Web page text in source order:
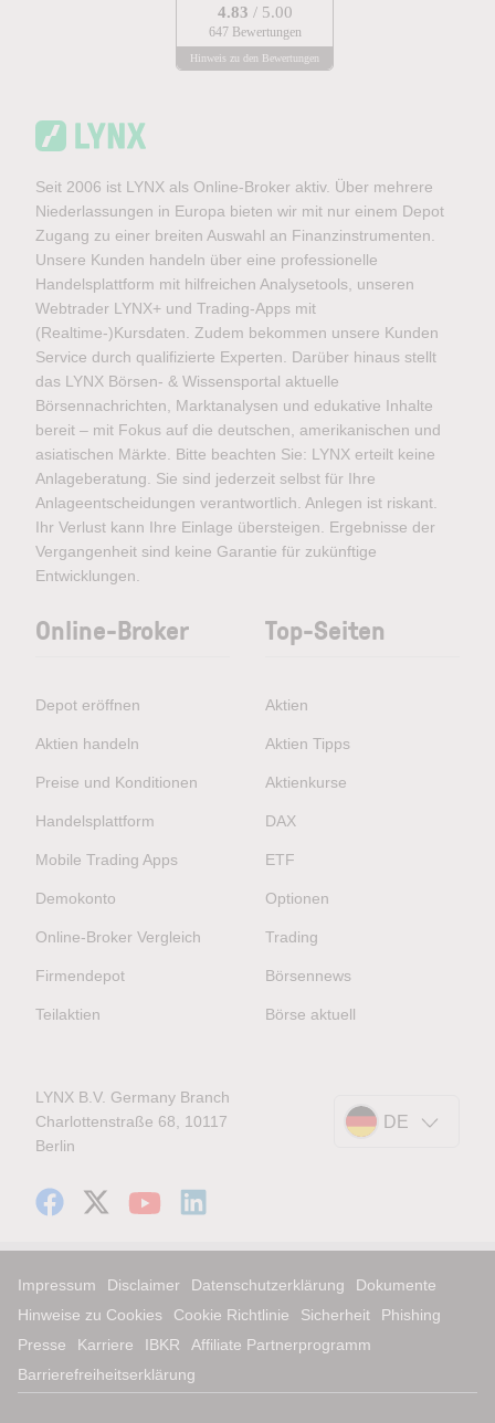
4.83 / 5.00
647 Bewertungen
Hinweis zu den Bewertungen
Seit 2006 ist LYNX als Online-Broker aktiv. Über mehrere
Niederlassungen in Europa bieten wir mit nur einem Depot
Zugang zu einer breiten Auswahl an Finanzinstrumenten.
Unsere Kunden handeln über eine professionelle
Handelsplattform mit hilfreichen Analysetools, unseren
Webtrader LYNX+ und Trading-Apps mit
(Realtime-)Kursdaten. Zudem bekommen unsere Kunden
Service durch qualifizierte Experten. Darüber hinaus stellt
das LYNX Börsen- & Wissensportal aktuelle
Börsennachrichten, Marktanalysen und edukative Inhalte
bereit – mit Fokus auf die deutschen, amerikanischen und
asiatischen Märkte. Bitte beachten Sie: LYNX erteilt keine
Anlageberatung. Sie sind jederzeit selbst für Ihre
Anlageentscheidungen verantwortlich. Anlegen ist riskant.
Ihr Verlust kann Ihre Einlage übersteigen. Ergebnisse der
Vergangenheit sind keine Garantie für zukünftige
Entwicklungen.
Online-Broker
Depot eröffnen
Aktien handeln
Preise und Konditionen
Handelsplattform
Mobile Trading Apps
Demokonto
Online-Broker Vergleich
Firmendepot
Teilaktien
Top-Seiten
Aktien
Aktien Tipps
Aktienkurse
DAX
ETF
Optionen
Trading
Börsennews
Börse aktuell
LYNX B.V. Germany Branch
Charlottenstraße 68, 10117
Berlin
DE
Impressum Disclaimer Datenschutzerklärung
Dokumente
Hinweise zu Cookies
Cookie Richtlinie Sicherheit
Phishing
Presse
Karriere IBKR
Affiliate Partnerprogramm
Barrierefreiheitserklärung